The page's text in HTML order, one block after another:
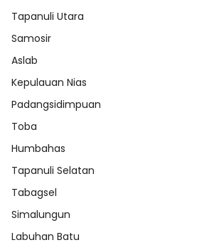
Tapanuli Utara
Samosir
Aslab
Kepulauan Nias
Padangsidimpuan
Toba
Humbahas
Tapanuli Selatan
Tabagsel
Simalungun
Labuhan Batu